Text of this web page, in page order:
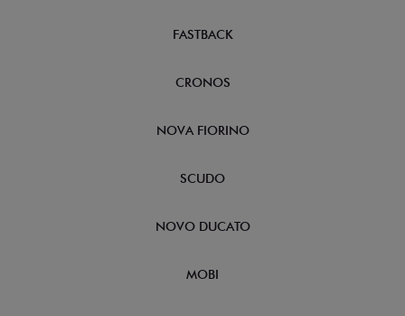
FASTBACK
CRONOS
NOVA FIORINO
SCUDO
NOVO DUCATO
MOBI